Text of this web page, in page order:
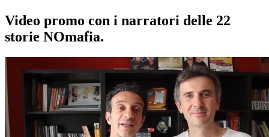
Video promo con i narratori delle 22
storie NOmafia.